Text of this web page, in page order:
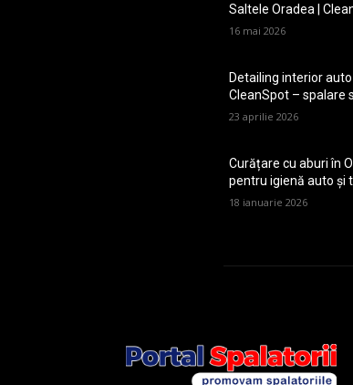
Saltele Oradea |
16 mai 2026
Detailing interior
CleanSpot – spalare
23 aprilie 2026
Curățare cu aburi în
pentru igienă auto și
18 ianuarie 2026